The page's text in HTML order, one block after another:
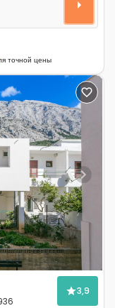
точной цены
Next
3,9